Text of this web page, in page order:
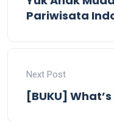
Pariwisata
Next Post
[BUKU]